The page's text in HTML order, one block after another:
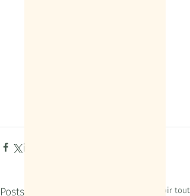
Posts récents Voir tout